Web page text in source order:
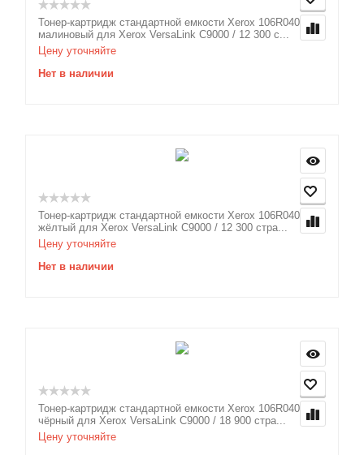
Тонер-картридж стандартной емкости Xerox 106R04071
малиновый для Xerox VersaLink C9000 / 12 300 с...
Цену уточняйте
Нет в наличии
Тонер-картридж стандартной емкости Xerox 106R04072
жёлтый для Xerox VersaLink C9000 / 12 300 стра...
Цену уточняйте
Нет в наличии
Тонер-картридж стандартной емкости Xerox 106R04073
чёрный для Xerox VersaLink C9000 / 18 900 стра...
Цену уточняйте